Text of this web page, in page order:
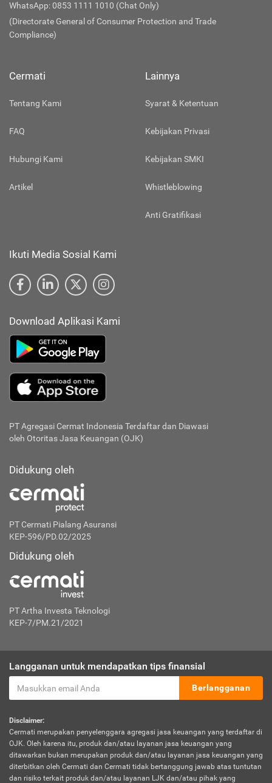
WhatsApp: 0853 1111 1010 (Chat Only)
(Directorate General of Consumer Protection and Trade
Compliance)
Cermati
Tentang Kami
FAQ
Hubungi Kami
Artikel
Lainnya
Syarat & Ketentuan
Kebijakan Privasi
Kebijakan SMKI
Whistleblowing
Anti Gratifikasi
Ikuti Media Sosial Kami
Download Aplikasi Kami
PT Agregasi Cermat Indonesia Terdaftar dan Diawasi
oleh Otoritas Jasa Keuangan (OJK)
Didukung oleh
PT Cermati Pialang Asuransi
KEP-596/PD.02/2025
Didukung oleh
PT Artha Investa Teknologi
KEP-7/PM.21/2021
Langganan untuk mendapatkan tips finansial
Berlangganan
Disclaimer:
Cermati merupakan penyelenggara agregasi jasa keuangan yang terdaftar di
OJK. Oleh karena itu, produk dan/atau layanan jasa keuangan yang
ditawarkan bukan merupakan produk dan/atau layanan jasa keuangan yang
diterbitkan oleh Cermati dan Cermati tidak bertanggung jawab atas tuntutan
dan risiko terkait produk dan/atau layanan LJK dan/atau pihak yang